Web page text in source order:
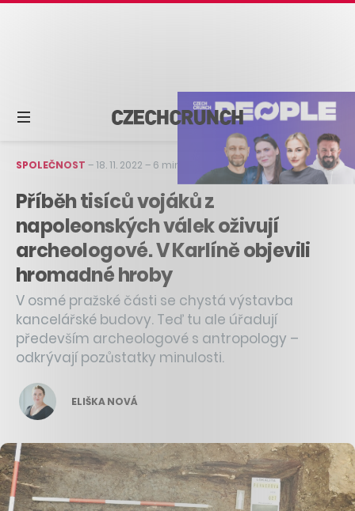
SPOLEČNOST –18. 11. 2022 – 6 min čtení
Příběh tisíců vojáků z
napoleonských válek oživují
archeologové. V Karlíně objevili
hromadné hroby
V osmé pražské části se chystá výstavba
kancelářské budovy. Teď tu ale úřadují
především archeologové s antropology –
odkrývají pozůstatky minulosti.
ELIŠKA NOVÁ